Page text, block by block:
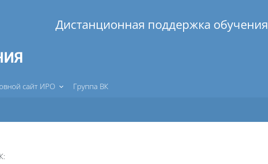
Дистанционная поддержка обучения
сайт ИРО Группа ВК